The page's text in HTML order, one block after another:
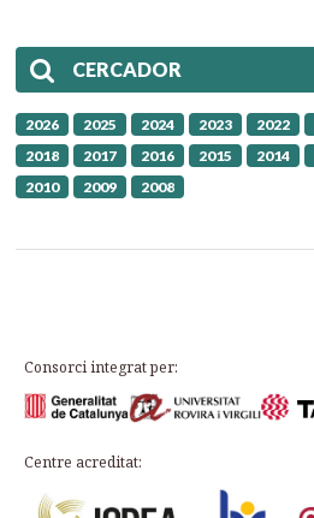
CERCADOR
2026 2025 2024 2023 2022
2018
2017 2016 2015 2014
2010
2009 2008
Consorci integrat per:
Centre acreditat: